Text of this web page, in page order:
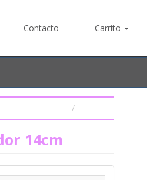
Contacto Carrito
14cm